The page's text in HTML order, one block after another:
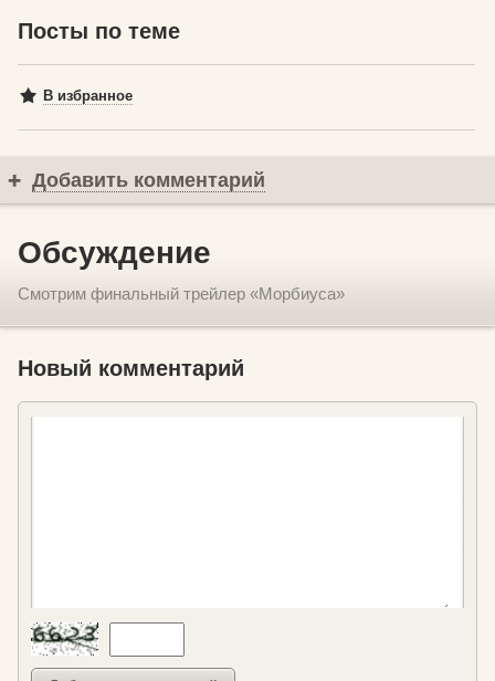
Посты по теме
В избранное
Добавить комментарий
Обсуждение
Смотрим финальный трейлер «Морбиуса»
Новый комментарий